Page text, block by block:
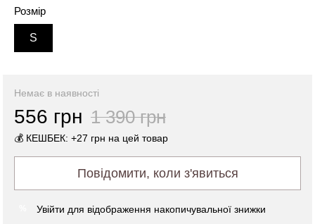
Розмір
S
Немає в наявності
556 грн 1 390 грн
💰 КЕШБЕК: +27 грн на цей товар
Повідомити, коли з'явиться
Увійти для відображення накопичувальної знижки